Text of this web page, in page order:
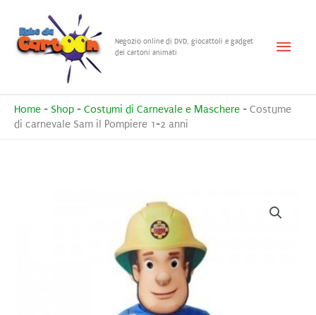
contenuto
Negozio online di DVD, giocattoli e gadget
dei cartoni animati
Menu
Home - Shop - Costumi di Carnevale e Maschere - Costume
di carnevale Sam il Pompiere 1-2 anni